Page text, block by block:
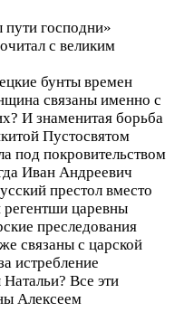
господни»
с великим
бунты времен
связаны именно с
И знаменитая борьба
Пустосвятом
под покровительством
Иван Андреевич
престол вместо
регентши царевны
преследования
связаны с царской
истребление
Все эти
Алексеем